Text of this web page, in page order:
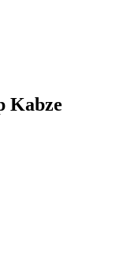
Kabze